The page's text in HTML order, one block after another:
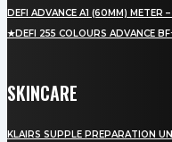
DEFI ADVANCE A1 (60MM) METER
★DEFI 255 COLOURS ADVANCE
SKINCARE
KLAIRS SUPPLE PREPARATION